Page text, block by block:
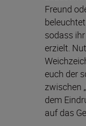
Freund
sodass
erzielt.
euch der
zwischen
dem
auf das